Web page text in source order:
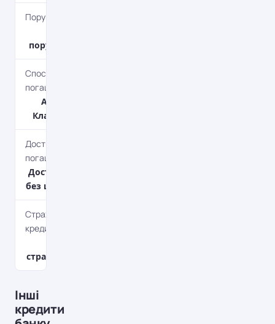
Поруки
поручителя
Спосіб
погашення
Aннуітет,
Класичний
Дострокове
погашення
Дострокове
без штрафів
Страхування
кредиту
страхування
Інші
кредити